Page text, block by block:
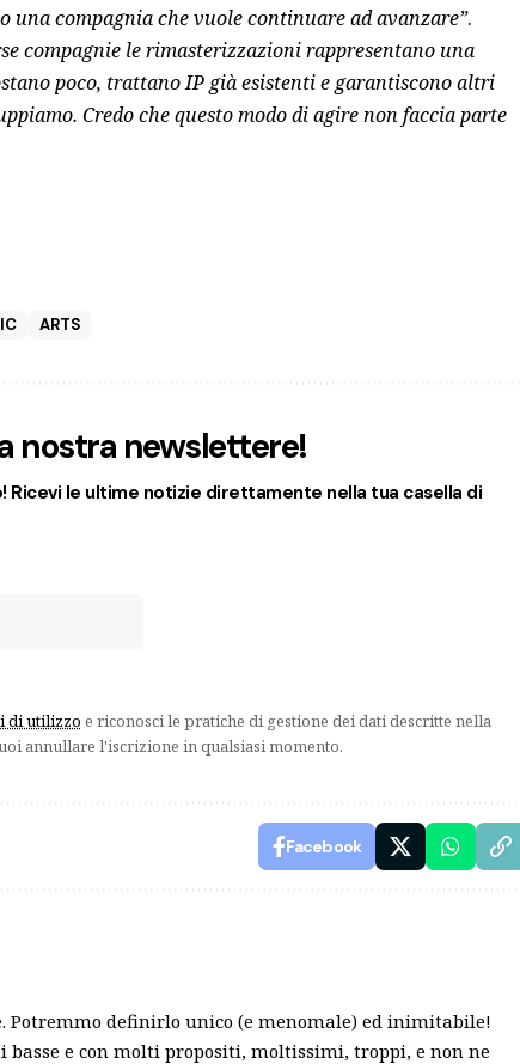
una compagnia che vuole continuare ad avanzare”.
compagnie le rimasterizzazioni rappresentano una
poco, trattano IP già esistenti e garantiscono altri
Credo che questo modo di agire non faccia parte
ARTS
nostra newslettere!
Ricevi le ultime notizie direttamente nella tua casella di
di utilizzo e riconosci le pratiche di gestione dei dati descritte nella
annullare l'iscrizione in qualsiasi momento.
Facebook
Potremmo definirlo unico (e menomale) ed inimitabile!
basse e con molti propositi, moltissimi, troppi, e non ne